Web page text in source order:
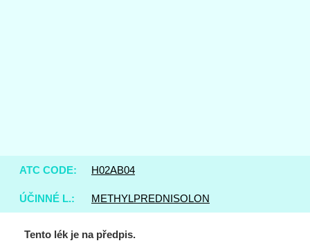
ATC CODE: H02AB04
ÚČINNÉ L.: METHYLPREDNISOLON
Tento lék je na předpis.